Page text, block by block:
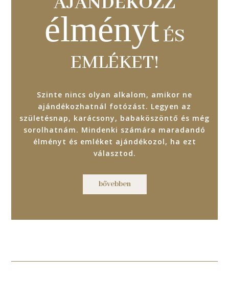
élménytÉS
EMLÉKET!
Szinte nincs olyan alkalom, amikor ne
ajándékozhatnál fotózást. Legyen az
születésnap, karácsony, babaköszöntő és még
sorolhatnám. Mindenki számára maradandó
élményt és emléket ajándékozol, ha ezt
választod.
bővebben